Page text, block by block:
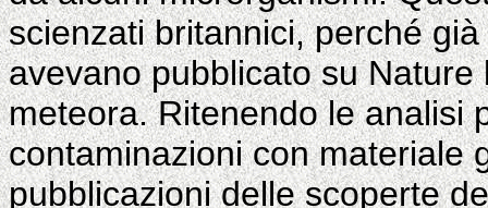
scienzati britannici, perché
avevano pubblicato su
meteora. Ritenendo le analisi
contaminazioni con materiale
pubblicazioni delle scoperte